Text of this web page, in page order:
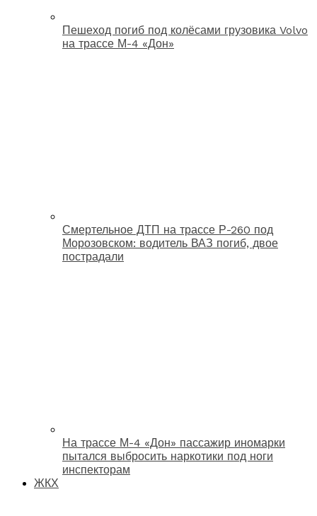
Пешеход погиб под колёсами грузовика Volvo
на трассе М-4 «Дон»
Смертельное ДТП на трассе Р-260 под
Морозовском: водитель ВАЗ погиб, двое
пострадали
На трассе М-4 «Дон» пассажир иномарки
пытался выбросить наркотики под ноги
инспекторам
ЖКХ